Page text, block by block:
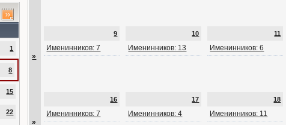
1
8
15
22
»
9
Именинников: 7
10
Именинников: 13
11
Именинников: 6
»
16
Именинников: 7
17
Именинников: 4
18
Именинников: 11